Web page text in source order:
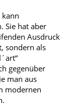
kann
Sie hat aber
Ausdruck
sondern als
gegenüber
man aus
modernen